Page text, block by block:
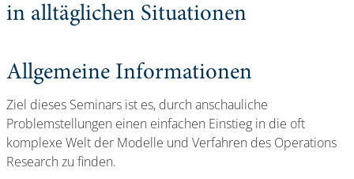
in alltäglichen Situationen
Allgemeine Informationen
Ziel dieses Seminars ist es, durch anschauliche
Problemstellungen einen einfachen Einstieg in die oft
komplexe Welt der Modelle und Verfahren des Operations
Research zu finden.